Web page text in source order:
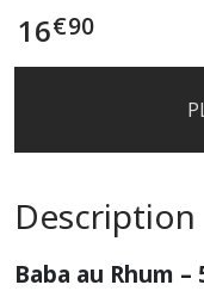
16€90
Description
Baba au Rhum –